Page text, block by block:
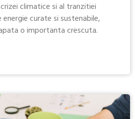
climatice si al tranzitiei
curate si sustenabile,
o importanta crescuta.